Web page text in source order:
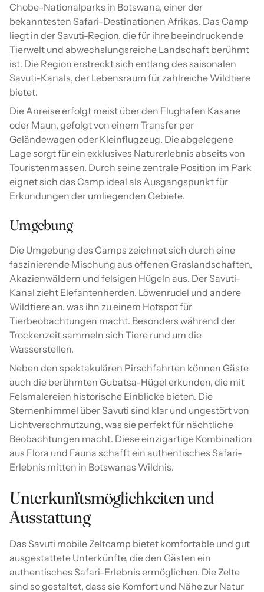
Chobe-Nationalparks in Botswana, einer der
bekanntesten Safari-Destinationen Afrikas. Das Camp
liegt in der Savuti-Region, die für ihre beeindruckende
Tierwelt und abwechslungsreiche Landschaft berühmt
ist. Die Region erstreckt sich entlang des saisonalen
Savuti-Kanals, der Lebensraum für zahlreiche Wildtiere
bietet.
Die Anreise erfolgt meist über den Flughafen Kasane
oder Maun, gefolgt von einem Transfer per
Geländewagen oder Kleinflugzeug. Die abgelegene
Lage sorgt für ein exklusives Naturerlebnis abseits von
Touristenmassen. Durch seine zentrale Position im Park
eignet sich das Camp ideal als Ausgangspunkt für
Erkundungen der umliegenden Gebiete.
Umgebung
Die Umgebung des Camps zeichnet sich durch eine
faszinierende Mischung aus offenen Graslandschaften,
Akazienwäldern und felsigen Hügeln aus. Der Savuti-
Kanal zieht Elefantenherden, Löwenrudel und andere
Wildtiere an, was ihn zu einem Hotspot für
Tierbeobachtungen macht. Besonders während der
Trockenzeit sammeln sich Tiere rund um die
Wasserstellen.
Neben den spektakulären Pirschfahrten können Gäste
auch die berühmten Gubatsa-Hügel erkunden, die mit
Felsmalereien historische Einblicke bieten. Die
Sternenhimmel über Savuti sind klar und ungestört von
Lichtverschmutzung, was sie perfekt für nächtliche
Beobachtungen macht. Diese einzigartige Kombination
aus Flora und Fauna schafft ein authentisches Safari-
Erlebnis mitten in Botswanas Wildnis.
Unterkunftsmöglichkeiten und
Ausstattung
Das Savuti mobile Zeltcamp bietet komfortable und gut
ausgestattete Unterkünfte, die den Gästen ein
authentisches Safari-Erlebnis ermöglichen. Die Zelte
sind so gestaltet, dass sie Komfort und Nähe zur Natur